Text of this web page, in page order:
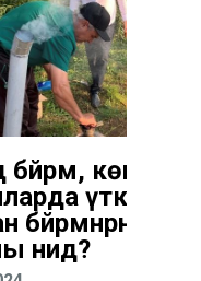
бәйрәм, көн дә туй:
үткәрелә
бәйрәмнәрнең
нидә?